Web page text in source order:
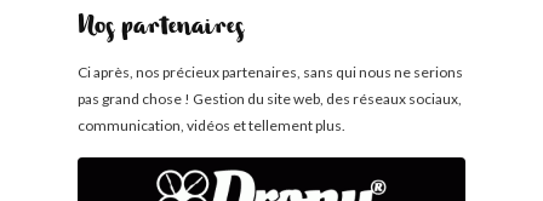
Nos partenaires
Ci après, nos précieux partenaires, sans qui nous ne serions
pas grand chose ! Gestion du site web, des réseaux sociaux,
communication, vidéos et tellement plus.